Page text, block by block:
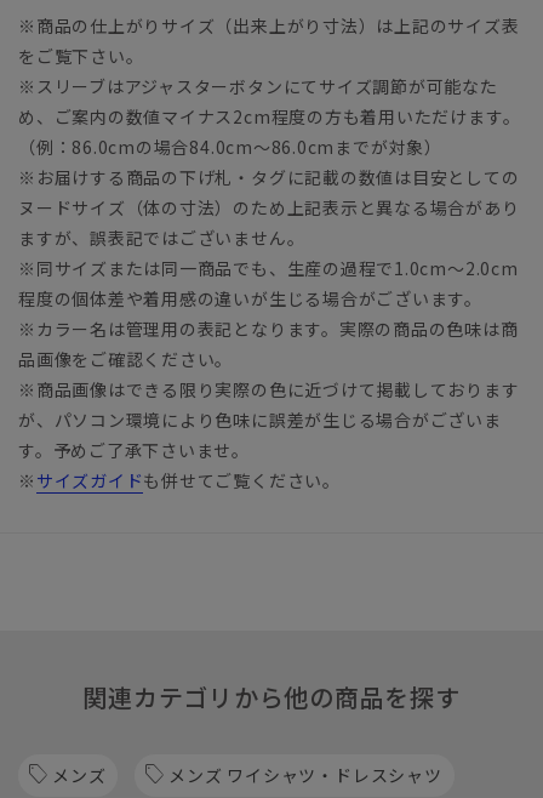
※商品の仕上がりサイズ（出来上がり寸法）は上記のサイズ表
をご覧下さい。
※スリーブはアジャスターボタンにてサイズ調節が可能なた
め、ご案内の数値マイナス2cm程度の方も着用いただけます。
（例：86.0cmの場合84.0cm～86.0cmまでが対象）
※お届けする商品の下げ札・タグに記載の数値は目安としての
ヌードサイズ（体の寸法）のため上記表示と異なる場合があり
ますが、誤表記ではございません。
※同サイズまたは同一商品でも、生産の過程で1.0cm～2.0cm
程度の個体差や着用感の違いが生じる場合がございます。
※カラー名は管理用の表記となります。実際の商品の色味は商
品画像をご確認ください。
※商品画像はできる限り実際の色に近づけて掲載しております
が、パソコン環境により色味に誤差が生じる場合がございま
す。予めご了承下さいませ。
※ サイズガイドも併せてご覧ください。
関連カテゴリから他の商品を探す
メンズ メンズ ワイシャツ・ドレスシャツ